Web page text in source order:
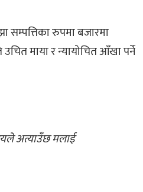
सम्पत्तिका रुपमा बजारमा
माया र न्यायोचित आँखा पर्ने
अत्याउँछ मलाई